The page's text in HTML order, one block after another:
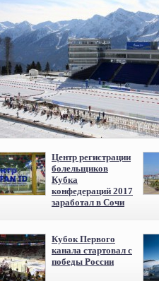
Центр регистрации
болельщиков
Кубка
конфедераций 2017
заработал в Сочи
Кубок Первого
канала стартовал с
победы России